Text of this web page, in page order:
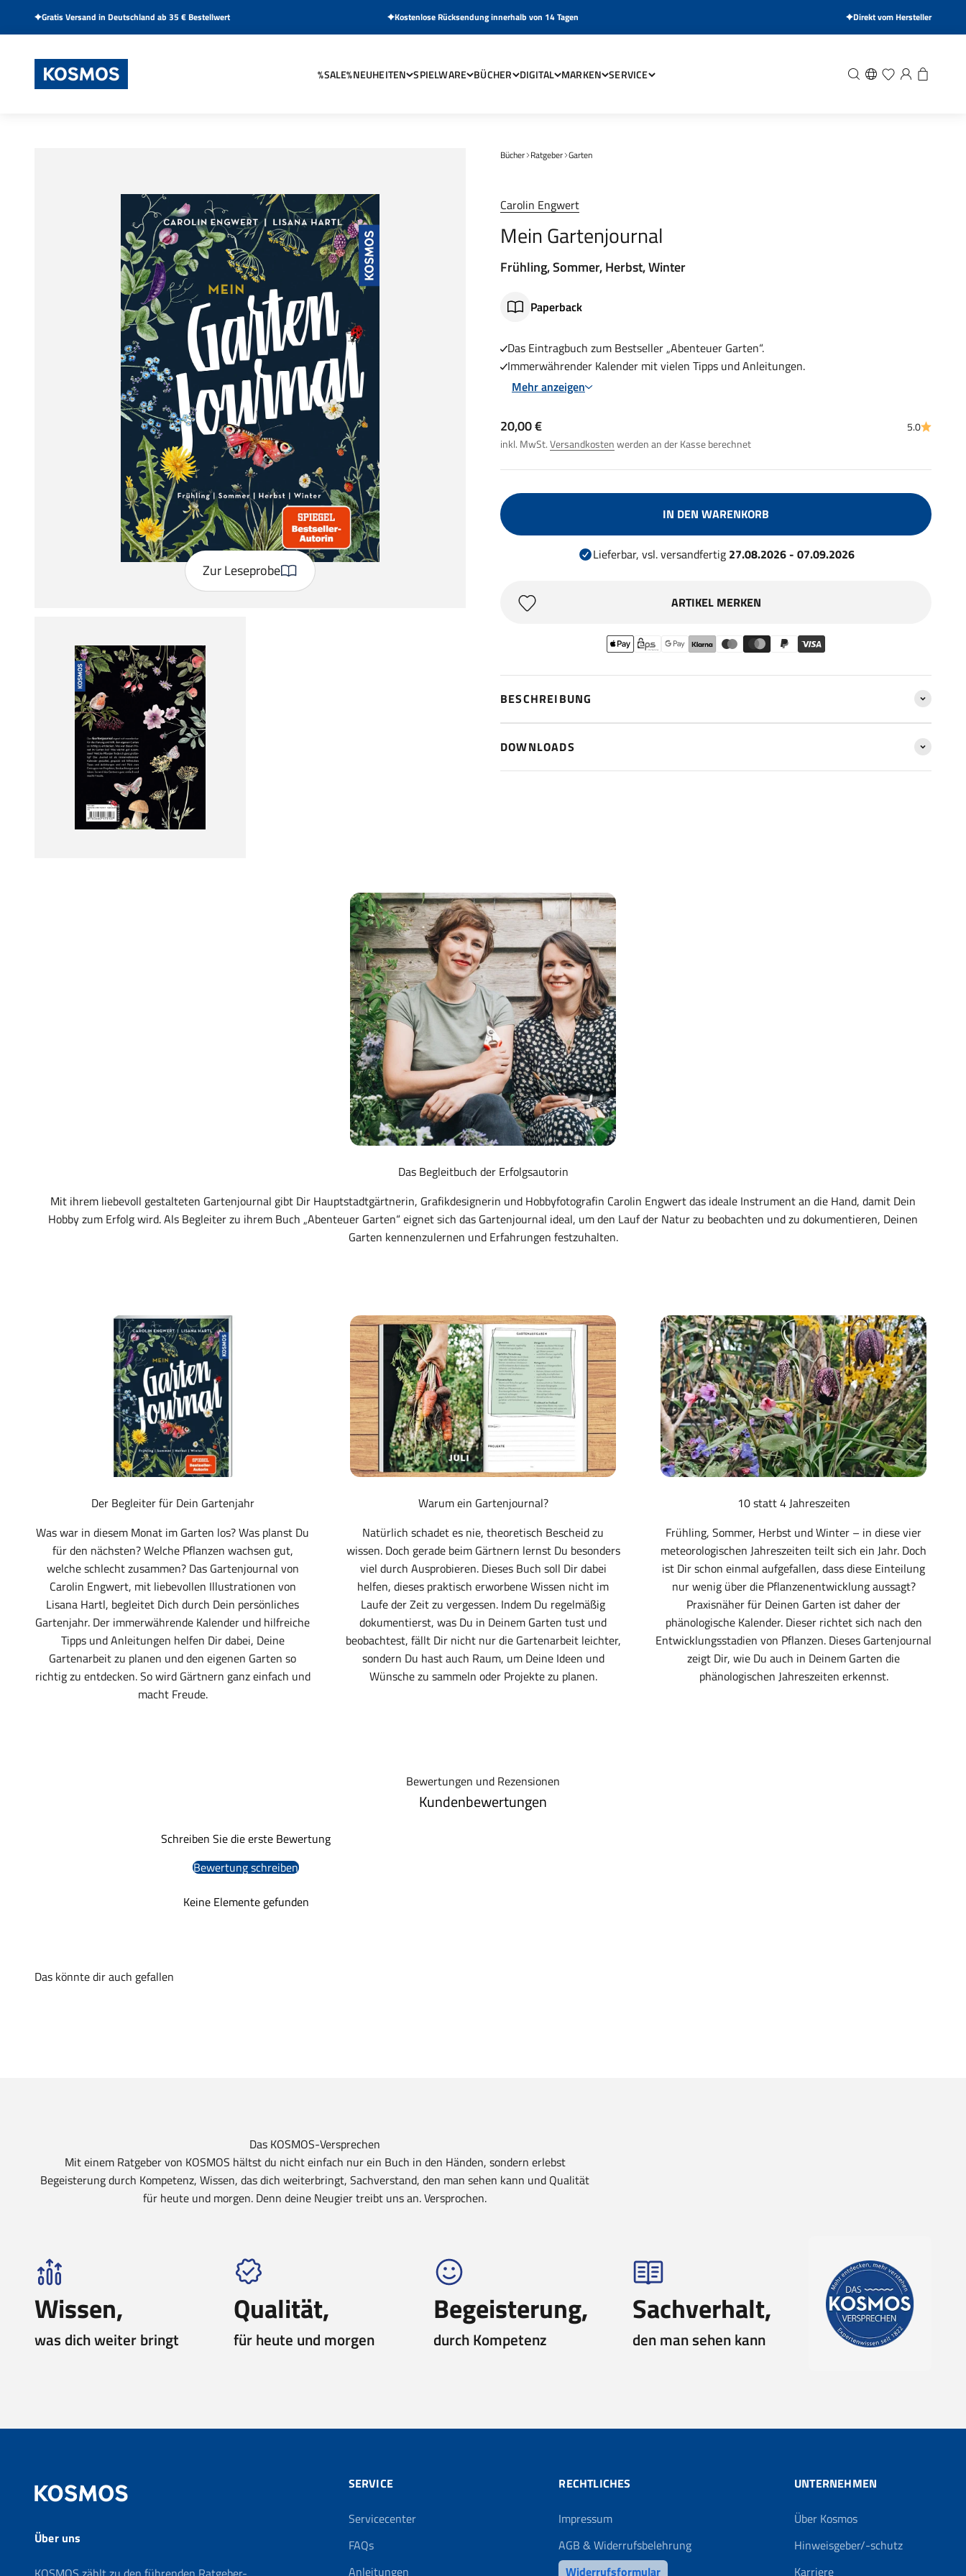
Gratis Versand in Deutschland ab 35 € Bestellwert Kostenlose Rücksendung innerhalb von 14 Tagen Direkt vom Hersteller
%SALE%NEUHEITEN SPIELWARE BÜCHER DIGITAL MARKEN SERVICE
KOSMOS Verlag Suche Wunschliste
Anmelden
Zur Leseprobe
Bücher Ratgeber Garten
Carolin Engwert
Mein Gartenjournal
Frühling, Sommer, Herbst, Winter
Paperback
Das Eintragbuch zum Bestseller „Abenteuer Garten“.
Immerwährender Kalender mit vielen Tipps und Anleitungen.
Mehr anzeigen
Angebot
20,00 €
inkl. MwSt.Versandkostenwerden an der Kasse berechnet
5.0
IN DEN WARENKORB
Lieferbar, vsl. versandfertig 27.08.2026 - 07.09.2026
ARTIKEL MERKEN
BESCHREIBUNG
DOWNLOADS
Das Begleitbuch der Erfolgsautorin
Mit ihrem liebevoll gestalteten Gartenjournal gibt Dir Hauptstadtgärtnerin, Grafikdesignerin und Hobbyfotografin Carolin Engwert das ideale Instrument an die Hand, damit Dein
Hobby zum Erfolg wird. Als Begleiter zu ihrem Buch „Abenteuer Garten“ eignet sich das Gartenjournal ideal, um den Lauf der Natur zu beobachten und zu dokumentieren, Deinen
Garten kennenzulernen und Erfahrungen festzuhalten.
Der Begleiter für Dein Gartenjahr
Was war in diesem Monat im Garten los? Was planst Du
für den nächsten? Welche Pflanzen wachsen gut,
welche schlecht zusammen? Das Gartenjournal von
Carolin Engwert, mit liebevollen Illustrationen von
Lisana Hartl, begleitet Dich durch Dein persönliches
Gartenjahr. Der immerwährende Kalender und hilfreiche
Tipps und Anleitungen helfen Dir dabei, Deine
Gartenarbeit zu planen und den eigenen Garten so
richtig zu entdecken. So wird Gärtnern ganz einfach und
macht Freude.
Warum ein Gartenjournal?
Natürlich schadet es nie, theoretisch Bescheid zu
wissen. Doch gerade beim Gärtnern lernst Du besonders
viel durch Ausprobieren. Dieses Buch soll Dir dabei
helfen, dieses praktisch erworbene Wissen nicht im
Laufe der Zeit zu vergessen. Indem Du regelmäßig
dokumentierst, was Du in Deinem Garten tust und
beobachtest, fällt Dir nicht nur die Gartenarbeit leichter,
sondern Du hast auch Raum, um Deine Ideen und
Wünsche zu sammeln oder Projekte zu planen.
10 statt 4 Jahreszeiten
Frühling, Sommer, Herbst und Winter – in diese vier
meteorologischen Jahreszeiten teilt sich ein Jahr. Doch
ist Dir schon einmal aufgefallen, dass diese Einteilung
nur wenig über die Pflanzenentwicklung aussagt?
Praxisnäher für Deinen Garten ist daher der
phänologische Kalender. Dieser richtet sich nach den
Entwicklungsstadien von Pflanzen. Dieses Gartenjournal
zeigt Dir, wie Du auch in Deinem Garten die
phänologischen Jahreszeiten erkennst.
Bewertungen und Rezensionen
Kundenbewertungen
Schreiben Sie die erste Bewertung
Bewertung schreiben
Keine Elemente gefunden
Das KOSMOS-Versprechen
Mit einem Ratgeber von KOSMOS hältst du nicht einfach nur ein Buch in den Händen, sondern erlebst
Begeisterung durch Kompetenz, Wissen, das dich weiterbringt, Sachverstand, den man sehen kann und Qualität
für heute und morgen. Denn deine Neugier treibt uns an. Versprochen.
Wissen,
was dich weiter bringt
Qualität,
für heute und morgen
Begeisterung,
durch Kompetenz
Sachverhalt,
den man sehen kann
Über uns
SERVICE
Servicecenter
FAQs
Anleitungen
RECHTLICHES
Impressum
AGB & Widerrufsbelehrung
Widerrufsformular
UNTERNEHMEN
Über Kosmos
Hinweisgeber/-schutz
Karriere